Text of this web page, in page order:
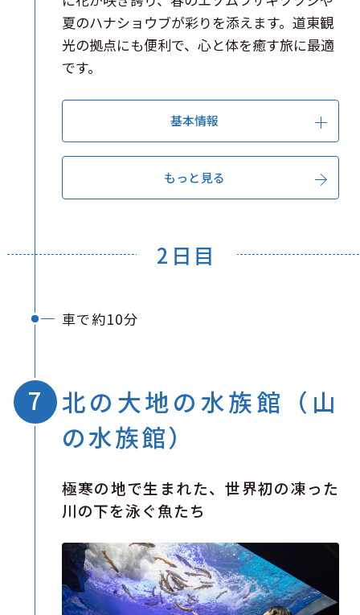
夏のハナショウブが彩りを添えます。道東観
光の拠点にも便利で、心と体を癒す旅に最適
です。
基本情報
もっと見る
2日目
車で約10分
北の大地の水族館（山
の水族館）
極寒の地で生まれた、世界初の凍った
川の下を泳ぐ魚たち